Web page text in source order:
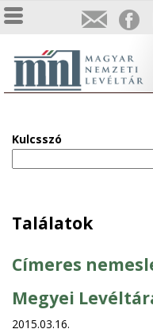
Kulcsszó
Találatok
Címeres
Megyei
2015.03.16.